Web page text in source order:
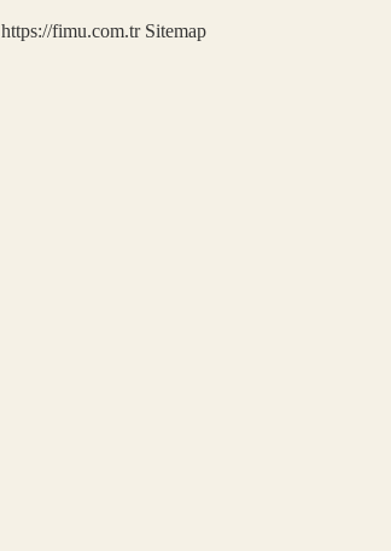
https://fimu.com.tr Sitemap